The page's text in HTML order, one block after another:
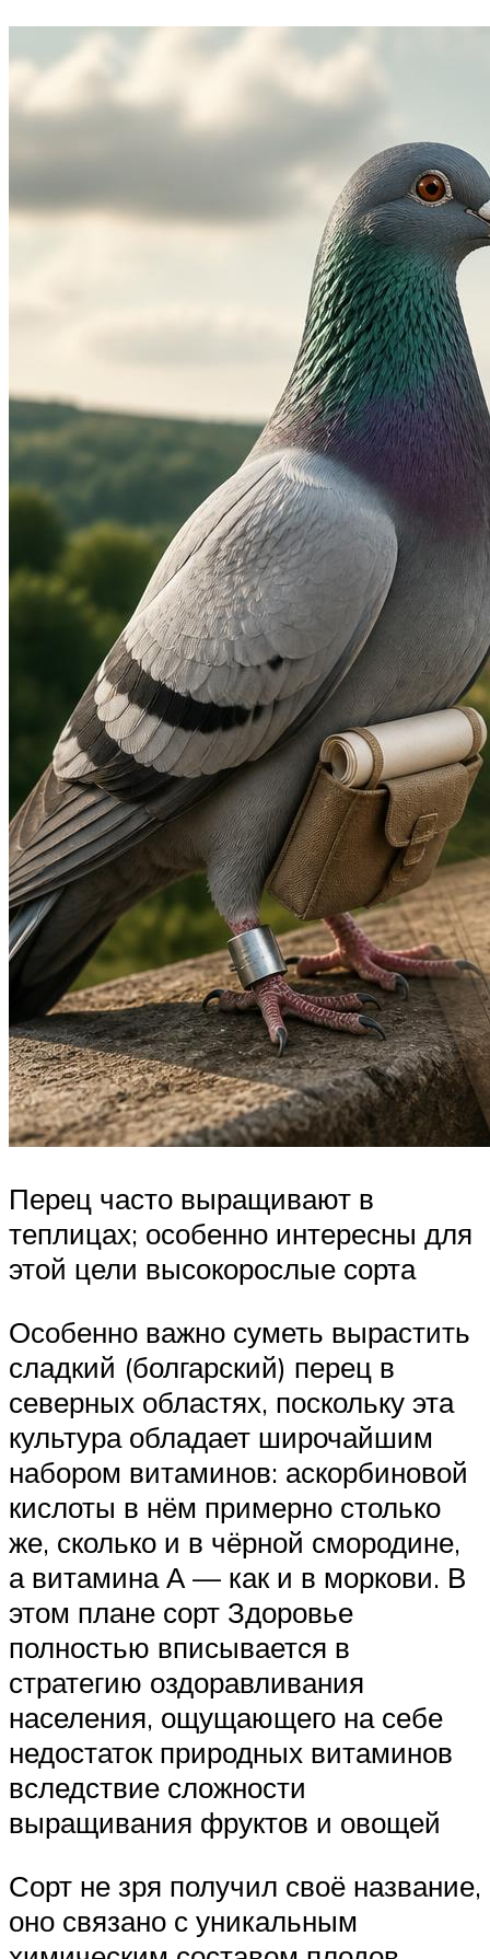
Перец часто выращивают в
теплицах; особенно интересны для
этой цели высокорослые сорта
Особенно важно суметь вырастить
сладкий (болгарский) перец в
северных областях, поскольку эта
культура обладает широчайшим
набором витаминов: аскорбиновой
кислоты в нём примерно столько
же, сколько и в чёрной смородине,
а витамина А — как и в моркови. В
этом плане сорт Здоровье
полностью вписывается в
стратегию оздоравливания
населения, ощущающего на себе
недостаток природных витаминов
вследствие сложности
выращивания фруктов и овощей
Сорт не зря получил своё название,
оно связано с уникальным